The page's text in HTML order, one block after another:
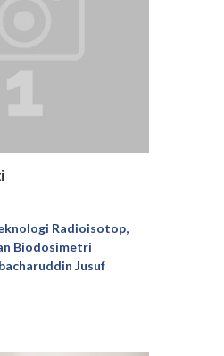
Radioisotop,
Biodosimetri
Jusuf